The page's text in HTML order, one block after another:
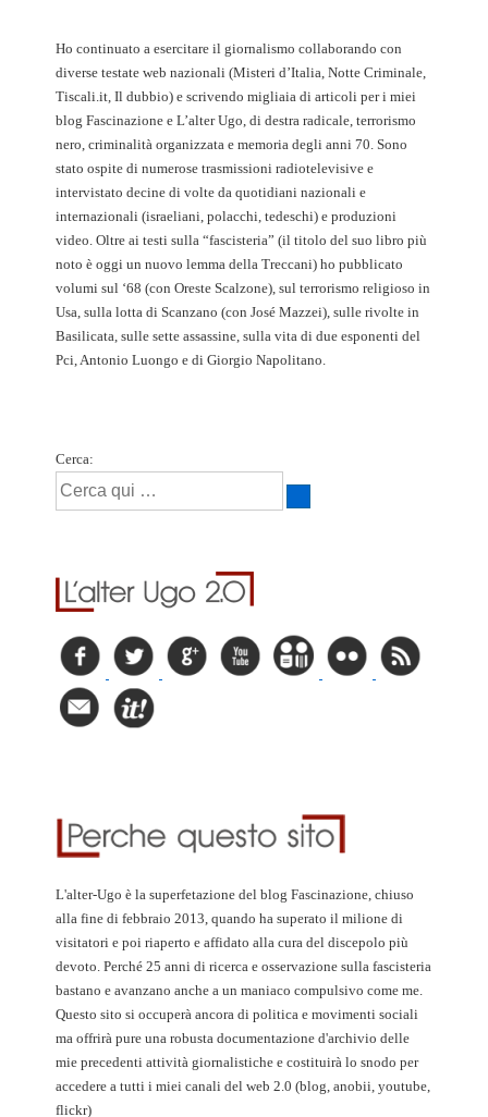
Ho continuato a esercitare il giornalismo collaborando con
diverse testate web nazionali (Misteri d’Italia, Notte Criminale,
Tiscali.it, Il dubbio) e scrivendo migliaia di articoli per i miei
blog Fascinazione e L’alter Ugo, di destra radicale, terrorismo
nero, criminalità organizzata e memoria degli anni 70. Sono
stato ospite di numerose trasmissioni radiotelevisive e
intervistato decine di volte da quotidiani nazionali e
internazionali (israeliani, polacchi, tedeschi) e produzioni
video. Oltre ai testi sulla “fascisteria” (il titolo del suo libro più
noto è oggi un nuovo lemma della Treccani) ho pubblicato
volumi sul ‘68 (con Oreste Scalzone), sul terrorismo religioso in
Usa, sulla lotta di Scanzano (con José Mazzei), sulle rivolte in
Basilicata, sulle sette assassine, sulla vita di due esponenti del
Pci, Antonio Luongo e di Giorgio Napolitano.
Cerca:
L'alter-Ugo è la superfetazione del blog Fascinazione, chiuso
alla fine di febbraio 2013, quando ha superato il milione di
visitatori e poi riaperto e affidato alla cura del discepolo più
devoto. Perché 25 anni di ricerca e osservazione sulla fascisteria
bastano e avanzano anche a un maniaco compulsivo come me.
Questo sito si occuperà ancora di politica e movimenti sociali
ma offrirà pure una robusta documentazione d'archivio delle
mie precedenti attività giornalistiche e costituirà lo snodo per
accedere a tutti i miei canali del web 2.0 (blog, anobii, youtube,
flickr)